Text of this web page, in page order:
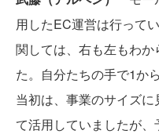
用したEC運営は行って
関しては、右も左もわ
た。自分たちの手で1か
当初は、事業のサイズ
て活用していましたが